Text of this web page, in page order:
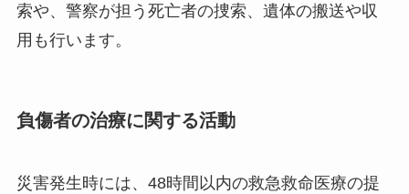
索や、警察が担う死亡者の捜索、遺体の搬送や収
用も行います。
負傷者の治療に関する活動
災害発生時には、48時間以内の救急救命医療の提